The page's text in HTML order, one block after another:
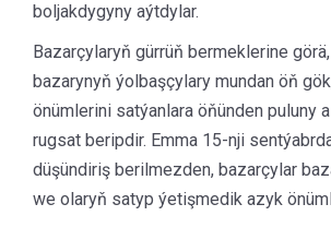
boljakdygyny aýtdylar.
Bazarçylaryň gürrüň bermeklerine
bazarynyň ýolbaşçylary mundan öň
önümlerini satýanlara öňünden puluny
rugsat beripdir. Emma 15-nji
düşündiriş berilmezden, bazarçylar
we olaryň satyp ýetişmedik azyk